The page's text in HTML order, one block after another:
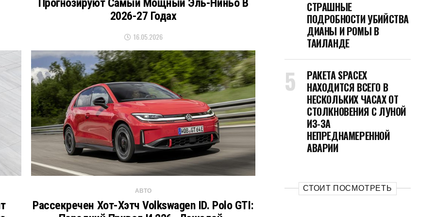
Прогнозируют Самый Мощный Эль-Ниньо В
2026-27 Годах
16.05.2026
АВТО
Рассекречен Хот-Хэтч Volkswagen ID. Polo GTI:
СТРАШНЫЕ
ПОДРОБНОСТИ УБИЙСТВА
ДИАНЫ И РОМЫ В
ТАИЛАНДЕ
РАКЕТА SPACEX
НАХОДИТСЯ ВСЕГО В
НЕСКОЛЬКИХ ЧАСАХ ОТ
СТОЛКНОВЕНИЯ С ЛУНОЙ
ИЗ-ЗА
НЕПРЕДНАМЕРЕННОЙ
АВАРИИ
СТОИТ ПОСМОТРЕТЬ